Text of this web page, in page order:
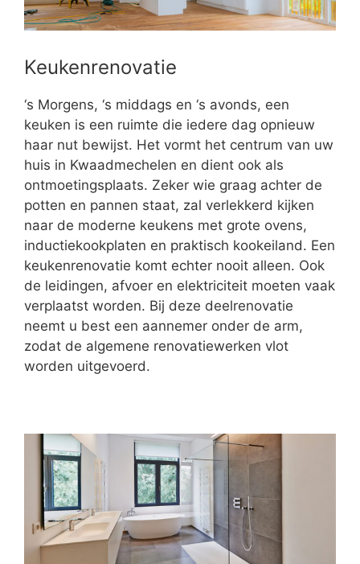
Keukenrenovatie
‘s Morgens, ‘s middags en ‘s avonds, een
keuken is een ruimte die iedere dag opnieuw
haar nut bewijst. Het vormt het centrum van uw
huis in Kwaadmechelen en dient ook als
ontmoetingsplaats. Zeker wie graag achter de
potten en pannen staat, zal verlekkerd kijken
naar de moderne keukens met grote ovens,
inductiekookplaten en praktisch kookeiland. Een
keukenrenovatie komt echter nooit alleen. Ook
de leidingen, afvoer en elektriciteit moeten vaak
verplaatst worden. Bij deze deelrenovatie
neemt u best een aannemer onder de arm,
zodat de algemene renovatiewerken vlot
worden uitgevoerd.